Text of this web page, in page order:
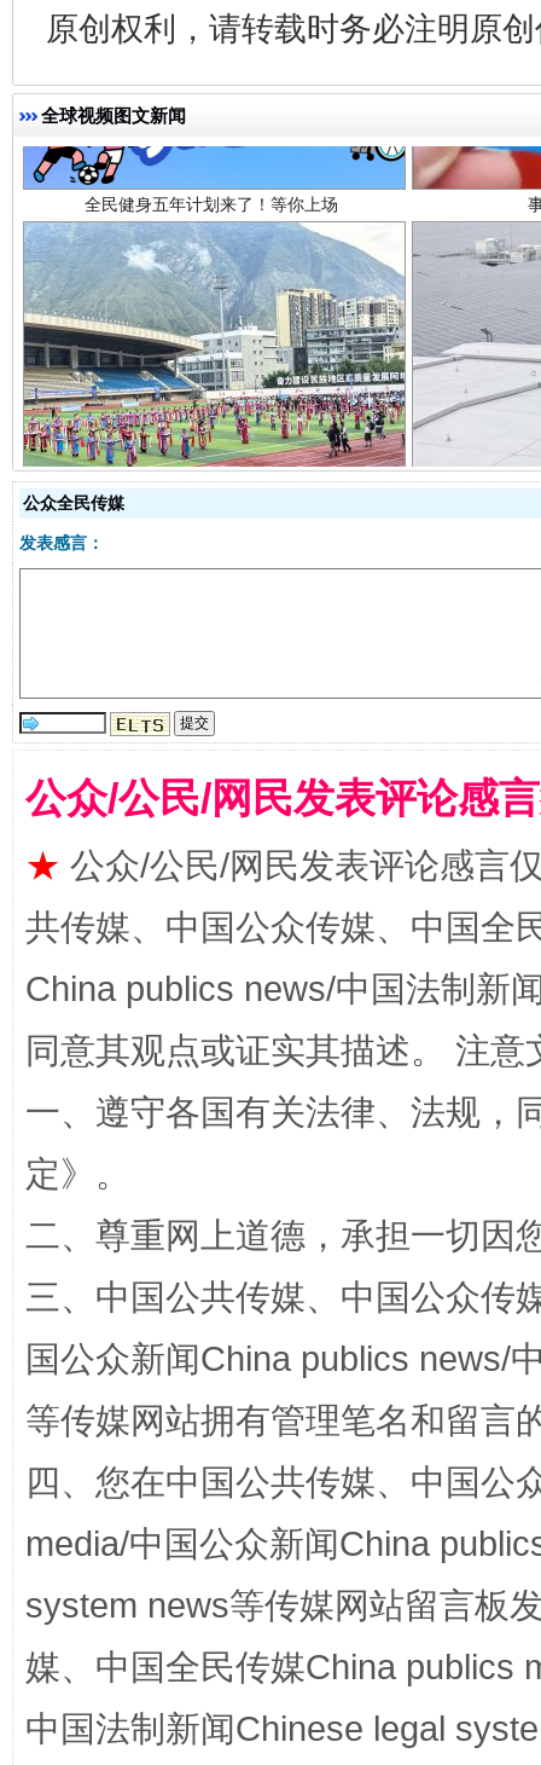
原创权利，请转载时务必注明原
全球视频图文新闻
阿坝州三大球赛在茂县开幕 规模
国家大学科技园优化重塑工作
“蜀中异人”王建安的艺术幻境
完善运行机制助力责任有效落实 一纸欠
公众全民传媒
发表感言：
公众/公民/网民发表评论感
★ 公众/公民/网民发表评论感言
共传媒、中国公众传媒、中国全
China publics news/中国法制新
同意其观点或证实其描述。 注
一、遵守各国有关法律、法规，
定》。
二、尊重网上道德，承担一切因
三、中国公共传媒、中国公众传
国公众新闻China publics news/
等传媒网站拥有管理笔名和留言
四、您在中国公共传媒、中国公
media/中国公众新闻China
system news等传媒网站留言板
媒、中国全民传媒China publics
中国法制新闻Chinese legal